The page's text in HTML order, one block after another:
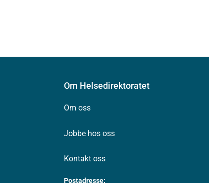
Om Helsedirektoratet
Om oss
Jobbe hos oss
Kontakt oss
Postadresse: